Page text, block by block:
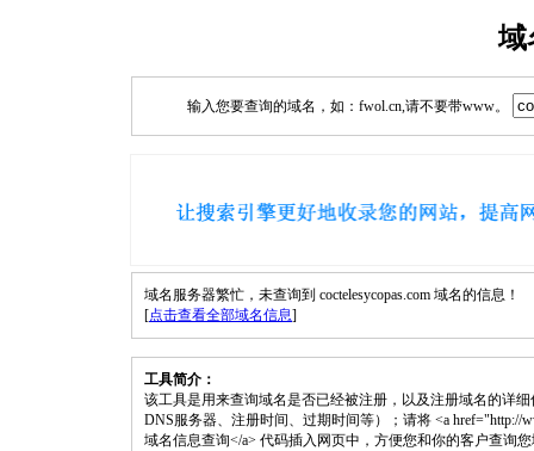
域
输入您要查询的域名，如：fwol.cn,请不要带www。
域名服务器繁忙，未查询到 coctelesycopas.com 域名的信息！
[点击查看全部域名信息]
工具简介：
该工具是用来查询域名是否已经被注册，以及注册域名的详
DNS服务器、注册时间、过期时间等）；请将 <a href="http://
域名信息查询</a> 代码插入网页中，方便您和你的客户查询